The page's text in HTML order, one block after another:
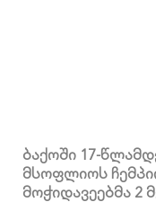
ბაქოში 17-
მსოფლიოს
მოჭიდავეებმა